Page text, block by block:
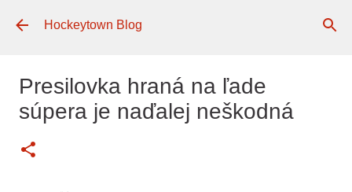
Preskočiť na hlavný obsah
Hockeytown Blog
Presilovka hraná na ľade
súpera je naďalej neškodná